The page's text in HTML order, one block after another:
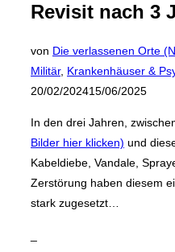
Revisit nach 3
von Die verlassenen Orte
Militär, Krankenhäuser &
20/02/202415/06/2025
In den drei Jahren,
Bilder hier klicken) und
Kabeldiebe, Vandale,
Zerstörung haben diesem
stark zugesetzt…